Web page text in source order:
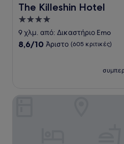
The Killeshin Hotel
The Killeshin Hotel
Κατάλυμα
με
4.0
9 χλμ. από: Δικαστήριο Emo
8.6
8,6/10 Άριστο (605 κριτικές)